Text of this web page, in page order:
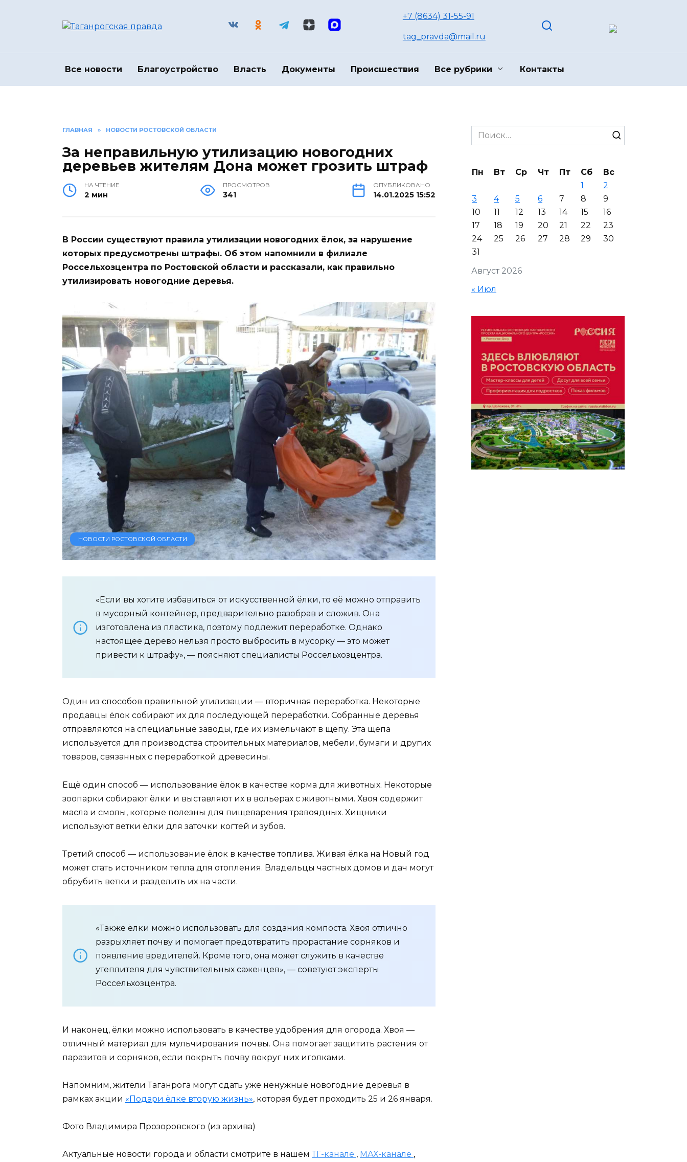
+7 (8634) 31-55-91
tag_pravda@mail.ru
Все новости Благоустройство Власть Документы Происшествия Все рубрики Контакты
ГЛАВНАЯ » НОВОСТИ РОСТОВСКОЙ ОБЛАСТИ
За неправильную утилизацию новогодних
деревьев жителям Дона может грозить штраф
НА ЧТЕНИЕ
2 мин
ПРОСМОТРОВ
341
ОПУБЛИКОВАНО
14.01.2025 15:52
В России существуют правила утилизации новогодних ёлок, за нарушение
которых предусмотрены штрафы. Об этом напомнили в филиале
Россельхозцентра по Ростовской области и рассказали, как правильно
утилизировать новогодние деревья.
НОВОСТИ РОСТОВСКОЙ ОБЛАСТИ
«Если вы хотите избавиться от искусственной ёлки, то её можно отправить
в мусорный контейнер, предварительно разобрав и сложив. Она
изготовлена из пластика, поэтому подлежит переработке. Однако
настоящее дерево нельзя просто выбросить в мусорку — это может
привести к штрафу», — поясняют специалисты Россельхозцентра.
Один из способов правильной утилизации — вторичная переработка. Некоторые
продавцы ёлок собирают их для последующей переработки. Собранные деревья
отправляются на специальные заводы, где их измельчают в щепу. Эта щепа
используется для производства строительных материалов, мебели, бумаги и других
товаров, связанных с переработкой древесины.
Ещё один способ — использование ёлок в качестве корма для животных. Некоторые
зоопарки собирают ёлки и выставляют их в вольерах с животными. Хвоя содержит
масла и смолы, которые полезны для пищеварения травоядных. Хищники
используют ветки ёлки для заточки когтей и зубов.
Третий способ — использование ёлок в качестве топлива. Живая ёлка на Новый год
может стать источником тепла для отопления. Владельцы частных домов и дач могут
обрубить ветки и разделить их на части.
«Также ёлки можно использовать для создания компоста. Хвоя отлично
разрыхляет почву и помогает предотвратить прорастание сорняков и
появление вредителей. Кроме того, она может служить в качестве
утеплителя для чувствительных саженцев», — советуют эксперты
Россельхозцентра.
И наконец, ёлки можно использовать в качестве удобрения для огорода. Хвоя —
отличный материал для мульчирования почвы. Она помогает защитить растения от
паразитов и сорняков, если покрыть почву вокруг них иголками.
Напомним, жители Таганрога могут сдать уже ненужные новогодние деревья в
рамках акции «Подари ёлке вторую жизнь», которая будет проходить 25 и 26 января.
Фото Владимира Прозоровского (из архива)
Актуальные новости города и области смотрите в нашем ТГ-канале , МАХ-канале ,
Search
for:
Август 2026
Пн Вт Ср Чт Пт Сб
Вс
1
2
3
4 5 6 7 8
9
10
11 12 13 14 15
16
17
18 19 20 21 22
23
24
25 26 27 28 29
30
31
« Июл